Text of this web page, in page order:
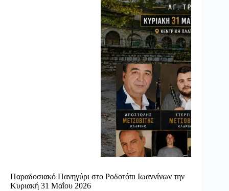
Παραδοσιακό Πανηγύρι στο Ροδοτόπι Ιωαννίνων την
Κυριακή 31 Μαΐου 2026